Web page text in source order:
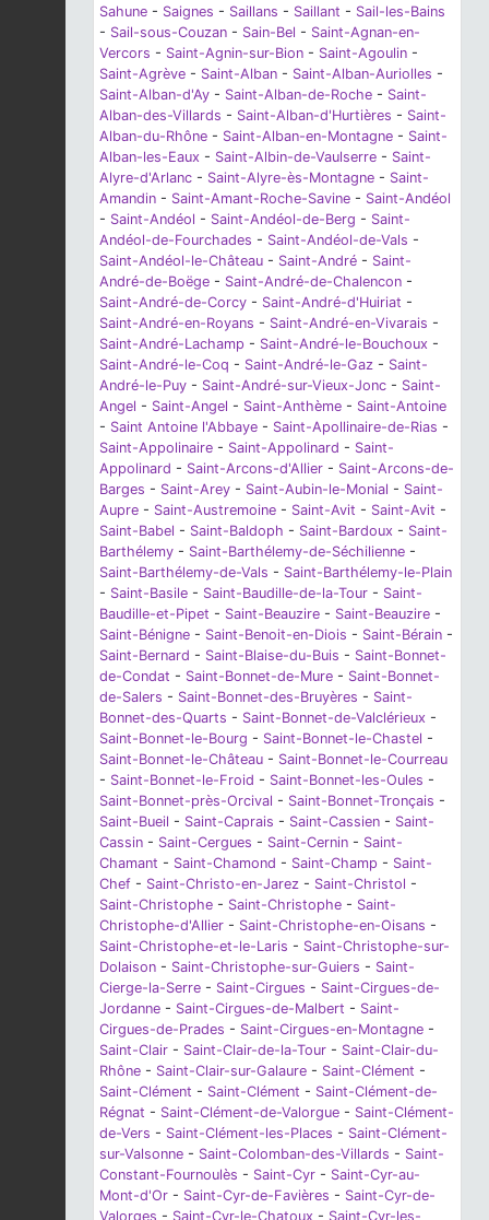
Sahune - Saignes - Saillans - Saillant - Sail-les-Bains
- Sail-sous-Couzan - Sain-Bel - Saint-Agnan-en-
Vercors - Saint-Agnin-sur-Bion - Saint-Agoulin -
Saint-Agrève - Saint-Alban - Saint-Alban-Auriolles -
Saint-Alban-d'Ay - Saint-Alban-de-Roche - Saint-
Alban-des-Villards - Saint-Alban-d'Hurtières - Saint-
Alban-du-Rhône - Saint-Alban-en-Montagne - Saint-
Alban-les-Eaux - Saint-Albin-de-Vaulserre - Saint-
Alyre-d'Arlanc - Saint-Alyre-ès-Montagne - Saint-
Amandin - Saint-Amant-Roche-Savine - Saint-Andéol
- Saint-Andéol - Saint-Andéol-de-Berg - Saint-
Andéol-de-Fourchades - Saint-Andéol-de-Vals -
Saint-Andéol-le-Château - Saint-André - Saint-
André-de-Boëge - Saint-André-de-Chalencon -
Saint-André-de-Corcy - Saint-André-d'Huiriat -
Saint-André-en-Royans - Saint-André-en-Vivarais -
Saint-André-Lachamp - Saint-André-le-Bouchoux -
Saint-André-le-Coq - Saint-André-le-Gaz - Saint-
André-le-Puy - Saint-André-sur-Vieux-Jonc - Saint-
Angel - Saint-Angel - Saint-Anthème - Saint-Antoine
- Saint Antoine l'Abbaye - Saint-Apollinaire-de-Rias -
Saint-Appolinaire - Saint-Appolinard - Saint-
Appolinard - Saint-Arcons-d'Allier - Saint-Arcons-de-
Barges - Saint-Arey - Saint-Aubin-le-Monial - Saint-
Aupre - Saint-Austremoine - Saint-Avit - Saint-Avit -
Saint-Babel - Saint-Baldoph - Saint-Bardoux - Saint-
Barthélemy - Saint-Barthélemy-de-Séchilienne -
Saint-Barthélemy-de-Vals - Saint-Barthélemy-le-Plain
- Saint-Basile - Saint-Baudille-de-la-Tour - Saint-
Baudille-et-Pipet - Saint-Beauzire - Saint-Beauzire -
Saint-Bénigne - Saint-Benoit-en-Diois - Saint-Bérain -
Saint-Bernard - Saint-Blaise-du-Buis - Saint-Bonnet-
de-Condat - Saint-Bonnet-de-Mure - Saint-Bonnet-
de-Salers - Saint-Bonnet-des-Bruyères - Saint-
Bonnet-des-Quarts - Saint-Bonnet-de-Valclérieux -
Saint-Bonnet-le-Bourg - Saint-Bonnet-le-Chastel -
Saint-Bonnet-le-Château - Saint-Bonnet-le-Courreau
- Saint-Bonnet-le-Froid - Saint-Bonnet-les-Oules -
Saint-Bonnet-près-Orcival - Saint-Bonnet-Tronçais -
Saint-Bueil - Saint-Caprais - Saint-Cassien - Saint-
Cassin - Saint-Cergues - Saint-Cernin - Saint-
Chamant - Saint-Chamond - Saint-Champ - Saint-
Chef - Saint-Christo-en-Jarez - Saint-Christol -
Saint-Christophe - Saint-Christophe - Saint-
Christophe-d'Allier - Saint-Christophe-en-Oisans -
Saint-Christophe-et-le-Laris - Saint-Christophe-sur-
Dolaison - Saint-Christophe-sur-Guiers - Saint-
Cierge-la-Serre - Saint-Cirgues - Saint-Cirgues-de-
Jordanne - Saint-Cirgues-de-Malbert - Saint-
Cirgues-de-Prades - Saint-Cirgues-en-Montagne -
Saint-Clair - Saint-Clair-de-la-Tour - Saint-Clair-du-
Rhône - Saint-Clair-sur-Galaure - Saint-Clément -
Saint-Clément - Saint-Clément - Saint-Clément-de-
Régnat - Saint-Clément-de-Valorgue - Saint-Clément-
de-Vers - Saint-Clément-les-Places - Saint-Clément-
sur-Valsonne - Saint-Colomban-des-Villards - Saint-
Constant-Fournoulès - Saint-Cyr - Saint-Cyr-au-
Mont-d'Or - Saint-Cyr-de-Favières - Saint-Cyr-de-
Valorges - Saint-Cyr-le-Chatoux - Saint-Cyr-les-